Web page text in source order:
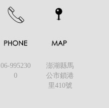
06-995230
0
澎湖縣馬
公市鎖港
里410號